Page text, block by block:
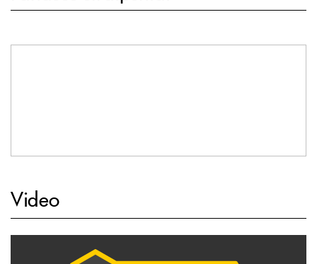
Video